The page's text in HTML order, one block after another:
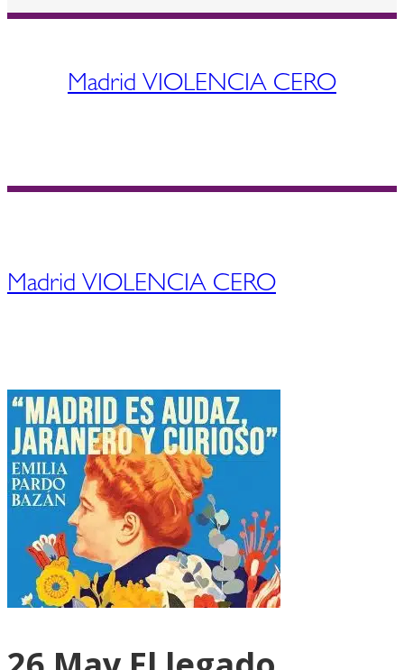
Madrid VIOLENCIA CERO
Madrid VIOLENCIA CERO